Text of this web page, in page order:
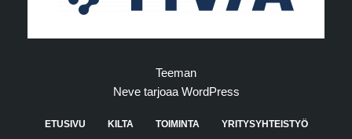
Teeman
Nevetarjoaa WordPress
ETUSIVU KILTA TOIMINTA
YRITYSYHTEISTYÖ